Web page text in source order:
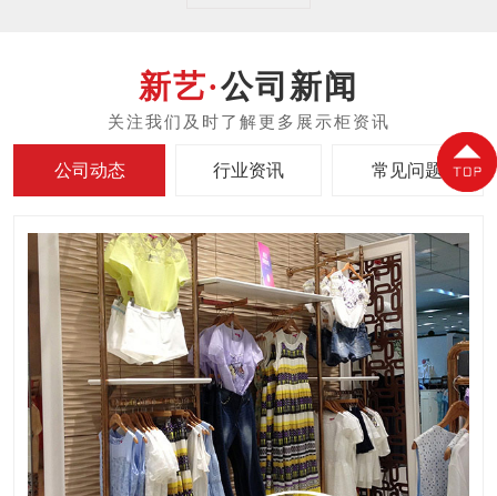
公司新闻
公司动态 行业资讯 常见问题